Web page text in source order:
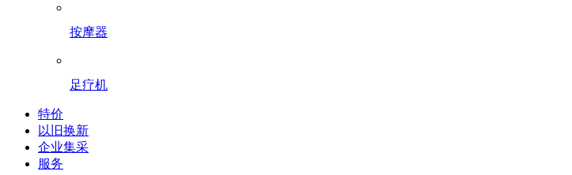
按摩器
足疗机
特价
以旧换新
企业集采
服务